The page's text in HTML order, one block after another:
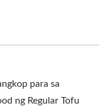
para sa
ng Regular Tofu